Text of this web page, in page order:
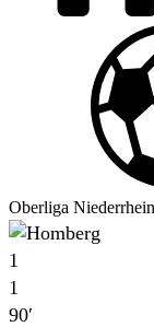
Oberliga
1
1
90′